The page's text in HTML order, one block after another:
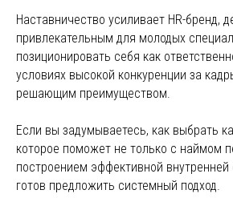
Наставничество усиливает HR-бренд,
привлекательным для молодых
позиционировать себя как
условиях высокой конкуренции за
решающим преимуществом.
Если вы задумываетесь, как выбрать
которое поможет не только с наймом
построением эффективной
готов предложить системный подход.